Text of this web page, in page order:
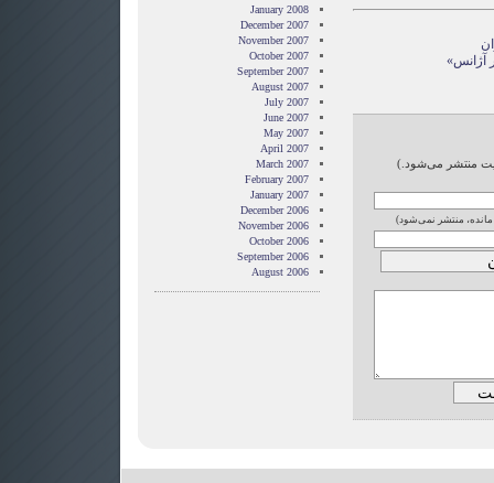
آژانس»
منتشر می‌شود.)
مانده، منتشر نمی‌شود)
January 2008
December 2007
November 2007
October 2007
September 2007
August 2007
July 2007
June 2007
May 2007
April 2007
March 2007
February 2007
January 2007
December 2006
November 2006
October 2006
September 2006
August 2006